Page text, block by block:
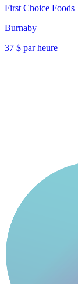
First Choice Foods
Burnaby
37 $ par heure